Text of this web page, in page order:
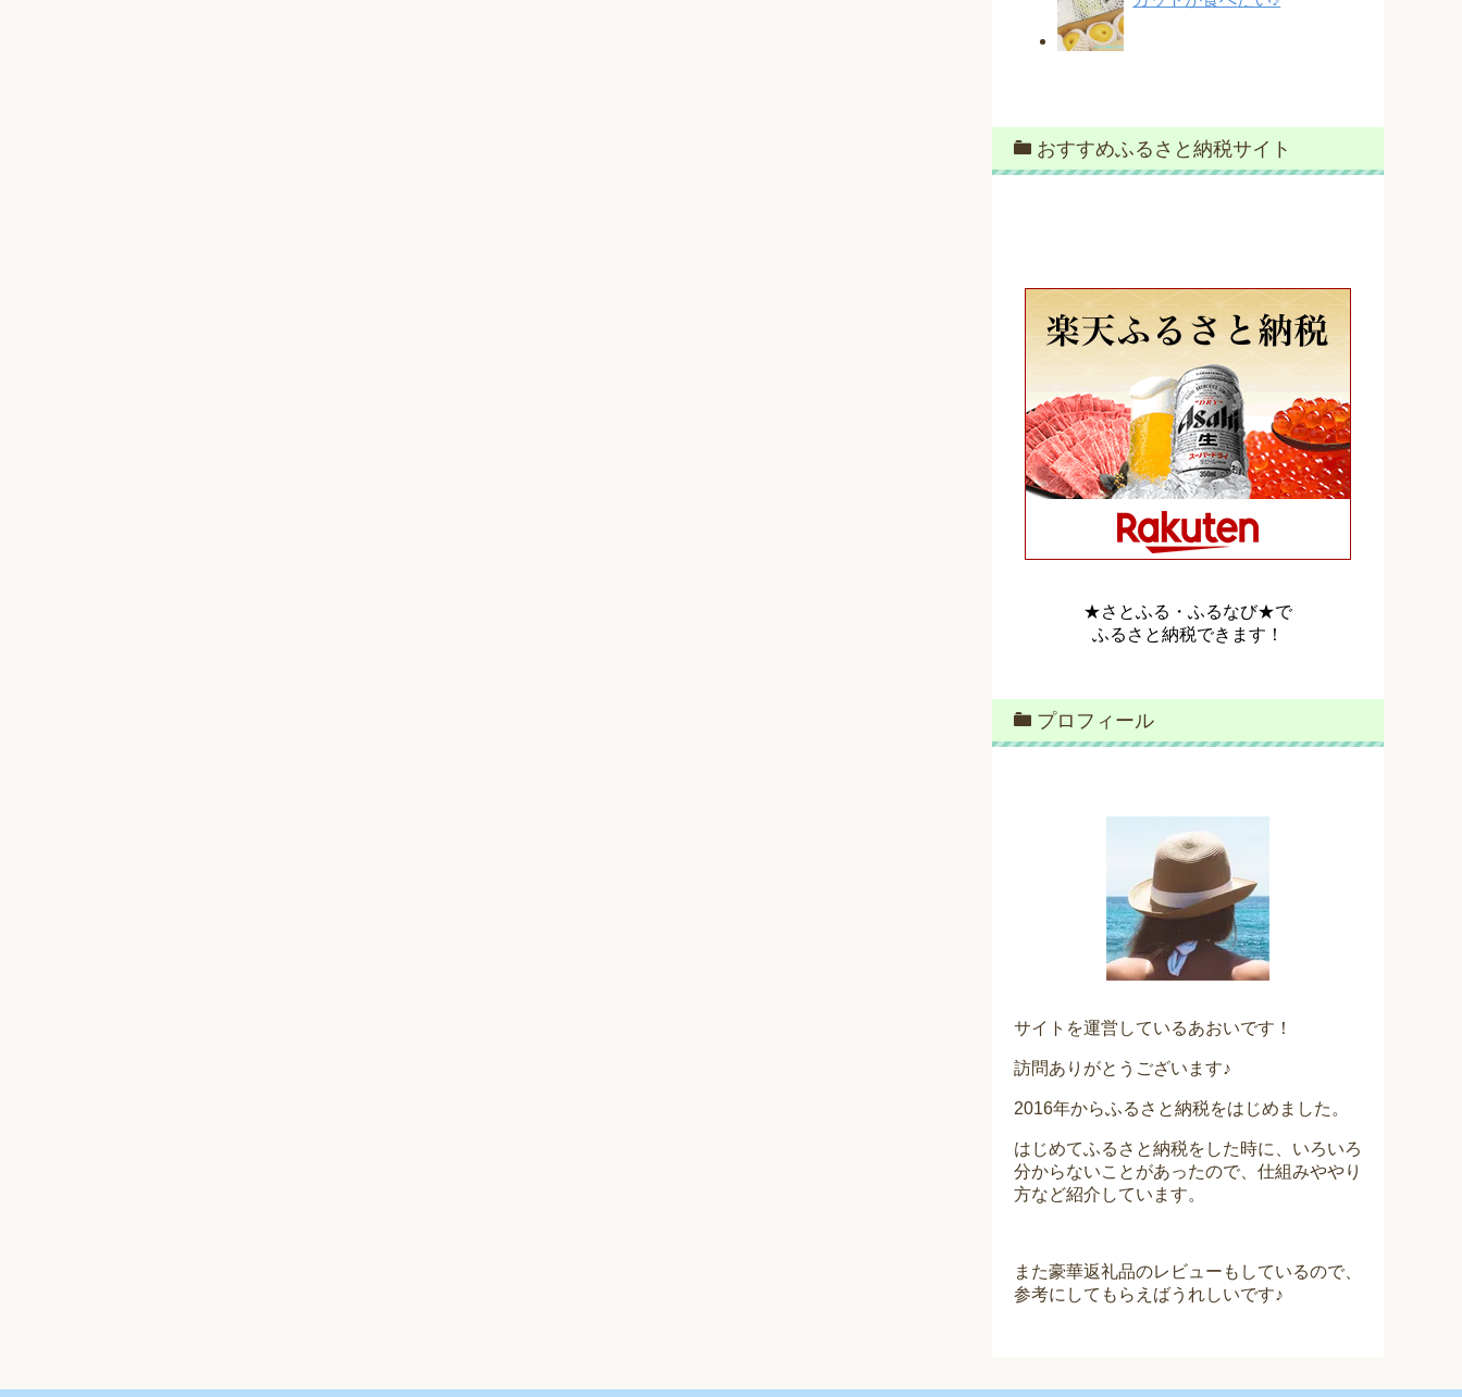
おすすめふるさと納税サイト
★さとふる・ふるなび★で
ふるさと納税できます！
プロフィール
サイトを運営しているあおいです！
訪問ありがとうございます♪
2016年からふるさと納税をはじめました。
はじめてふるさと納税をした時に、いろいろ
分からないことがあったので、仕組みややり
方など紹介しています。
また豪華返礼品のレビューもしているので、
参考にしてもらえばうれしいです♪